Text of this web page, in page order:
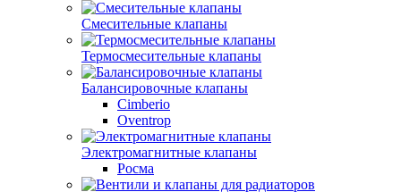
Cмесительные клапаны
Термосмесительные клапаны
Балансировочные клапаны
Cimberio
Oventrop
Электромагнитные клапаны
Росма